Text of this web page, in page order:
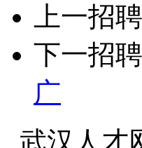
上一招
下一招
广
武汉人才